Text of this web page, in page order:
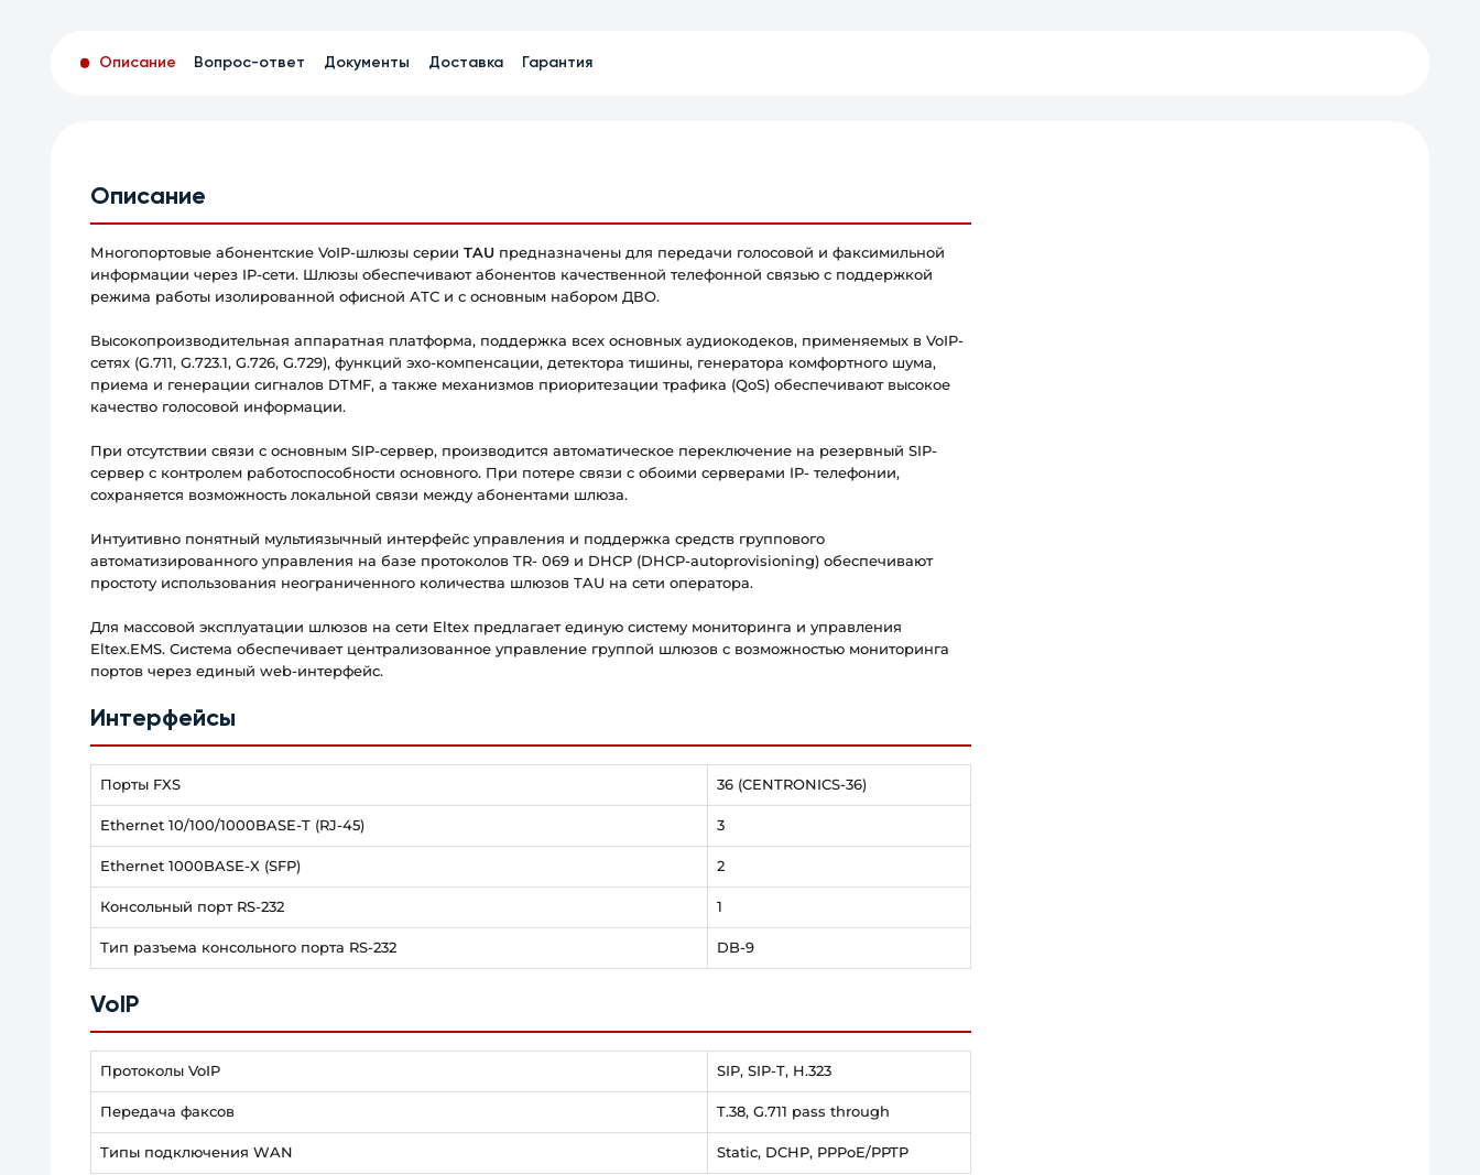
Описание Вопрос-ответ Документы Доставка Гарантия
Описание
Многопортовые абонентские VoIP-шлюзы серииTAU предназначены для передачи голосовой и факсимильной
информации через IP-сети. Шлюзы обеспечивают абонентов качественной телефонной связью с поддержкой
режима работы изолированной офисной АТС и с основным набором ДВО.
Высокопроизводительная аппаратная платформа, поддержка всех основных аудиокодеков, применяемых в VoIP-
сетях (G.711, G.723.1, G.726, G.729), функций эхо-компенсации, детектора тишины, генератора комфортного шума,
приема и генерации сигналов DTMF, а также механизмов приоритезации трафика (QoS) обеспечивают высокое
качество голосовой информации.
При отсутствии связи с основным SIP-сервер, производится автоматическое переключение на резервный SIP-
сервер с контролем работоспособности основного. При потере связи с обоими серверами IP- телефонии,
сохраняется возможность локальной связи между абонентами шлюза.
Интуитивно понятный мультиязычный интерфейс управления и поддержка средств группового
автоматизированного управления на базе протоколов TR- 069 и DHCP (DHCP-autoprovisioning) обеспечивают
простоту использования неограниченного количества шлюзов TAU на сети оператора.
Для массовой эксплуатации шлюзов на сети Eltex предлагает единую систему мониторинга и управления
Eltex.EMS. Система обеспечивает централизованное управление группой шлюзов с возможностью мониторинга
портов через единый web-интерфейс.
Интерфейсы
Порты FXS 36 (CENTRONICS-36)
Ethernet 10/100/1000BASE-T (RJ-45) 3
Ethernet 1000BASE-X (SFP) 2
Консольный порт RS-232 1
Тип разъема консольного порта RS-232 DB-9
VoIP
Протоколы VoIP SIP, SIP-T, H.323
Передача факсов T.38, G.711 pass through
Типы подключения WAN Static, DCHP, PPPoE/PPTP